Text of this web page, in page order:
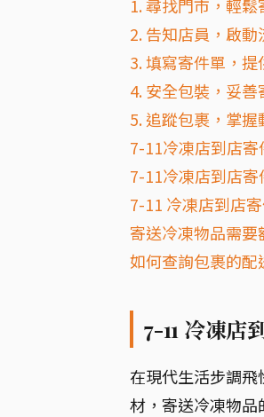
1. 尋找門市，輕鬆
2. 告知店員，啟動
3. 填寫寄件單，提
4. 安全包裝，妥善
5. 追蹤包裹，掌握
7-11冷凍店到店寄
7-11冷凍店到店寄
7-11 冷凍店到店
寄送冷凍物品需要
如何查詢包裹的配
7-11 冷凍店
在現代生活步調
材，寄送冷凍物